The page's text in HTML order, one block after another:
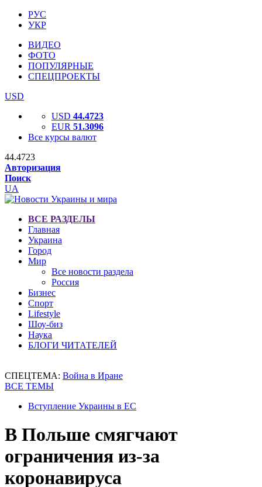
РУС
УКР
ВИДЕО
ФОТО
ПОПУЛЯРНЫЕ
СПЕЦПРОЕКТЫ
USD
USD 44.4723
EUR 51.3096
Все курсы валют
44.4723
Авторизация
Поиск
UA
ВСЕ РАЗДЕЛЫ
Главная
Украина
Город
Мир
Все новости раздела
Россия
Бизнес
Спорт
Lifestyle
Шоу-биз
Наука
БЛОГИ ЧИТАТЕЛЕЙ
СПЕЦТЕМА: Война в Иране
ВСЕ ТЕМЫ
Вступление Украины в ЕС
В Польше смягчают
ограничения из-за
коронавируса